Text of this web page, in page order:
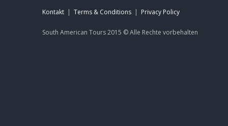
Kontakt | Terms & Conditions | Privacy Policy
South American Tours 2015 ©Alle Rechte vorbehalten